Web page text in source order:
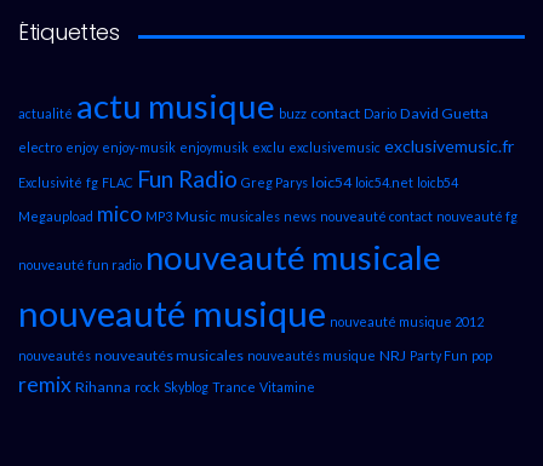
Étiquettes
actualité actu musique buzz contact Dario David Guetta
electro enjoy enjoy-musik enjoymusik exclu exclusivemusic exclusivemusic.fr
Exclusivité fg FLAC Fun Radio Greg Parys loic54 loic54.net loicb54
Megaupload mico MP3 Music musicales news nouveauté contact nouveauté fg
nouveauté fun radio nouveauté musicale
nouveauté musique nouveauté musique 2012
nouveautés nouveautés musicales nouveautés musique NRJ Party Fun pop
remix Rihanna rock Skyblog Trance Vitamine